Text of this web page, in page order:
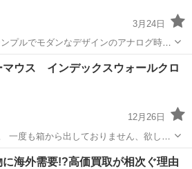
3月24日
時計 - 特長: 薄型デザイン、モ...
Francfranc
マウス インデックスウォールクロ
12月26日
一度も箱から出しておりません、欲しい
時計 ミッキーマウス
に海外需要!?高価買取が相次ぐ理由